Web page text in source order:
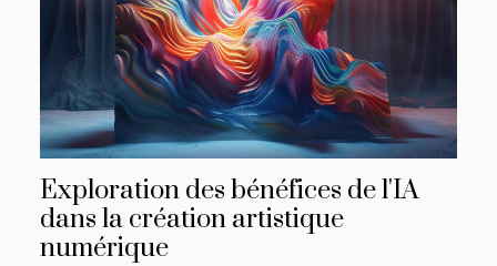
Exploration des bénéfices de l'IA
dans la création artistique
numérique